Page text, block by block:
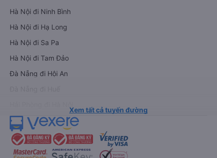
Hà Nội đi Ninh Bình
Hà Nội đi Hạ Long
Hà Nội đi Sa Pa
Hà Nội đi Tam Đảo
Đà Nẵng đi Hội An
Xem tất cả tuyến đường